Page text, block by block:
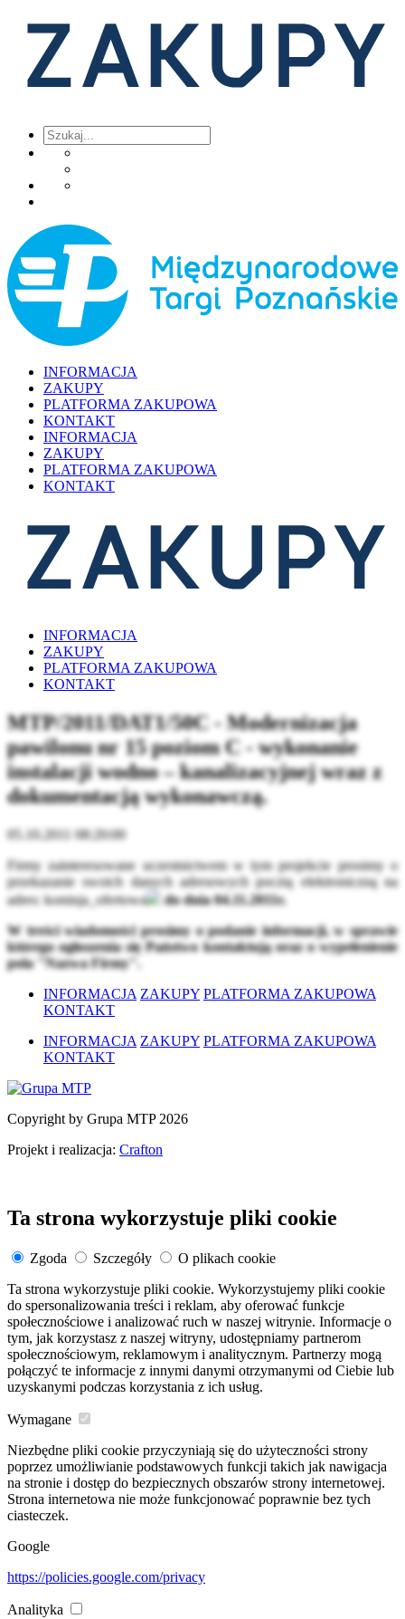
INFORMACJA
ZAKUPY
PLATFORMA ZAKUPOWA
KONTAKT
INFORMACJA
ZAKUPY
PLATFORMA ZAKUPOWA
KONTAKT
INFORMACJA
ZAKUPY
PLATFORMA ZAKUPOWA
KONTAKT
MTP/2011/DAT1/50C - Modernizacja
pawilonu nr 15 poziom C - wykonanie
instalacji wodno – kanalizacyjnej wraz z
dokumentacją wykonawczą.
05.10.2011 08:20:00
Firmy zainteresowane uczestnictwem w tym projekcie prosimy o
przekazanie swoich danych adresowych pocztą elektroniczną na
adres: komisja_ofertowa
do dnia 04.11.2011r.
W treści wiadomości prosimy o podanie informacji, w sprawie
którego ogłoszenia się Państwo kontaktują oraz o wypełenienie
pola "Nazwa Firmy".
INFORMACJA ZAKUPY PLATFORMA ZAKUPOWA
KONTAKT
INFORMACJA ZAKUPY PLATFORMA ZAKUPOWA
KONTAKT
Copyright by Grupa MTP 2026
Projekt i realizacja: Crafton
Ta strona wykorzystuje pliki cookie
Zgoda Szczegóły
O plikach cookie
Ta strona wykorzystuje pliki cookie. Wykorzystujemy pliki cookie
do spersonalizowania treści i reklam, aby oferować funkcje
społecznościowe i analizować ruch w naszej witrynie. Informacje o
tym, jak korzystasz z naszej witryny, udostępniamy partnerom
społecznościowym, reklamowym i analitycznym. Partnerzy mogą
połączyć te informacje z innymi danymi otrzymanymi od Ciebie lub
uzyskanymi podczas korzystania z ich usług.
Wymagane
Niezbędne pliki cookie przyczyniają się do użyteczności strony
poprzez umożliwianie podstawowych funkcji takich jak nawigacja
na stronie i dostęp do bezpiecznych obszarów strony internetowej.
Strona internetowa nie może funkcjonować poprawnie bez tych
ciasteczek.
Google
https://policies.google.com/privacy
Analityka